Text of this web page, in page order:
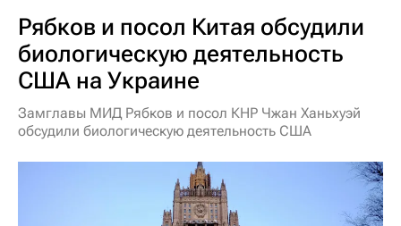
Рябков и посол Китая обсудили
биологическую деятельность
США на Украине
Замглавы МИД Рябков и посол КНР Чжан Ханьхуэй
обсудили биологическую деятельность США